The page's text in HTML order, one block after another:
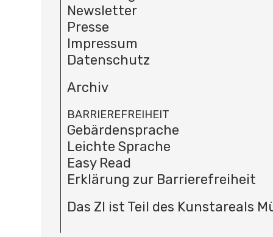
Newsletter
Presse
Impressum
Datenschutz
Archiv
BARRIEREFREIHEIT
Gebärdensprache
Leichte Sprache
Easy Read
Erklärung zur Barrierefreiheit
Das ZI ist Teil des Kunstareals